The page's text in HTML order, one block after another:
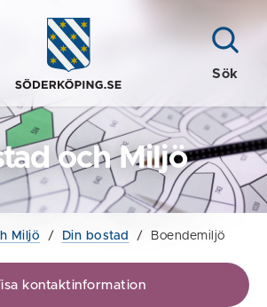
Sök
och Miljö
Miljö / Din bostad / Boendemiljö
kontaktinformation